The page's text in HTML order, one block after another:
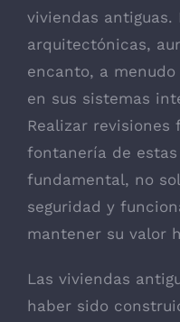
viviendas antiguas.
arquitectónicas,
encanto, a
en sus sistemas
Realizar revisiones
fontanería de
fundamental, no
seguridad y
mantener su valor
Las viviendas
haber sido